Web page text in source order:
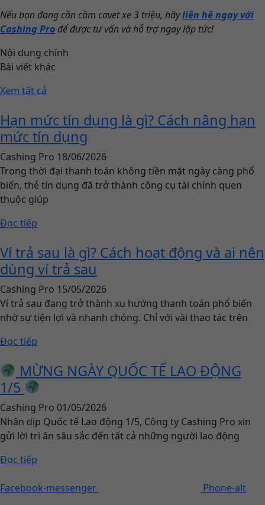
Nếu bạn đang cần cầm cavet xe 3 triệu, hãyliên hệ ngay với
Cashing Pro để được tư vấn và hỗ trợ ngay lập tức!
Nội dung chính
Bài viết khác
Xem tất cả
Hạn mức tín dụng là gì? Cách nâng hạn
mức tín dụng
Cashing Pro 18/06/2026
Trong thời đại thanh toán không tiền mặt ngày càng phổ
biến, thẻ tín dụng đã trở thành công cụ tài chính quen
thuộc giúp
Đọc tiếp
Ví trả sau là gì? Cách hoạt động và ai nên
dùng ví trả sau
Cashing Pro 15/05/2026
Ví trả sau đang trở thành xu hướng thanh toán phổ biến
nhờ sự tiện lợi và nhanh chóng. Chỉ với vài thao tác trên
Đọc tiếp
MỪNG NGÀY QUỐC TẾ LAO ĐỘNG
1/5
Cashing Pro 01/05/2026
Nhân dịp Quốc tế Lao động 1/5, Công ty Cashing Pro xin
gửi lời tri ân sâu sắc đến tất cả những người lao động
Đọc tiếp
Facebook-messenger Phone-alt